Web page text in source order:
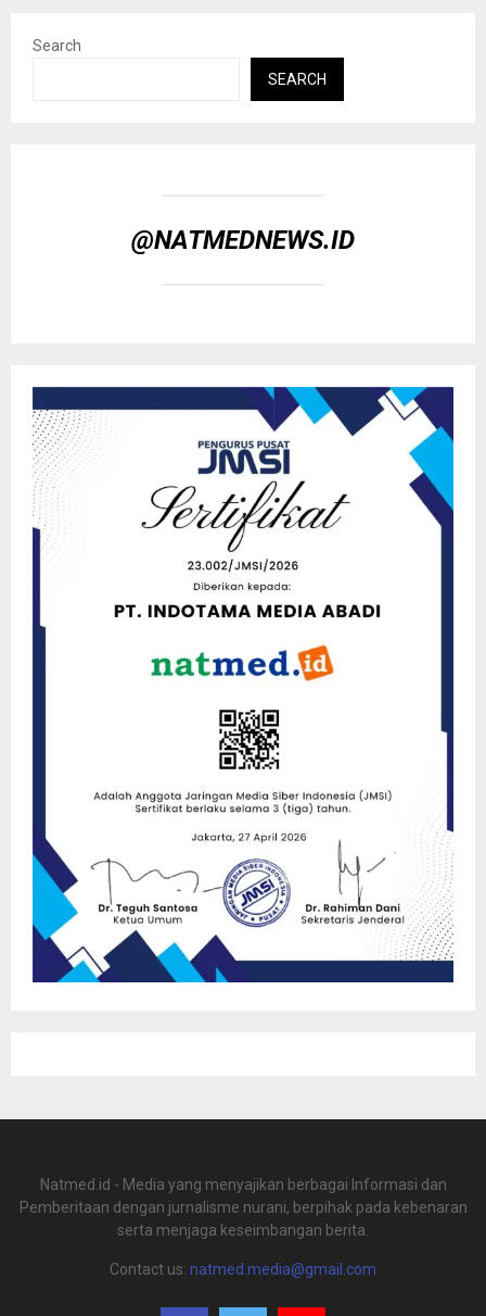
Search
SEARCH
@NATMEDNEWS.ID
Natmed.id - Media yang menyajikan berbagai Informasi dan
Pemberitaan dengan jurnalisme nurani, berpihak pada kebenaran
serta menjaga keseimbangan berita.
Contact us: natmed.media@gmail.com